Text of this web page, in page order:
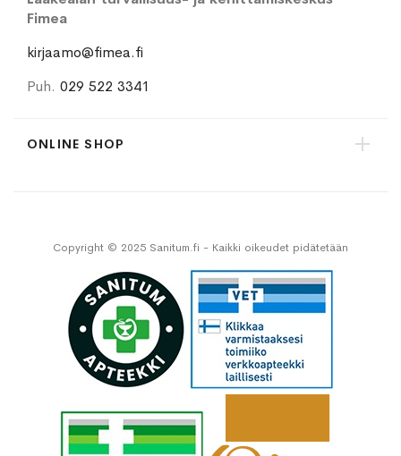
Fimea
kirjaamo@fimea.fi
Puh. 029 522 3341
ONLINE SHOP
Copyright © 2025 Sanitum.fi - Kaikki oikeudet pidätetään